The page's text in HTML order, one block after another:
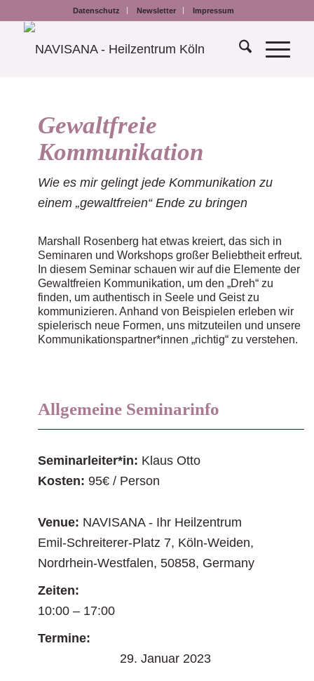
Datenschutz Newsletter Impressum
Gewaltfreie
Kommunikation
Wie es mir gelingt jede Kommunikation zu
einem „gewaltfreien“ Ende zu bringen
Marshall Rosenberg hat etwas kreiert, das sich in
Seminaren und Workshops großer Beliebtheit erfreut.
In diesem Seminar schauen wir auf die Elemente der
Gewaltfreien Kommunikation, um den „Dreh“ zu
finden, um authentisch in Seele und Geist zu
kommunizieren. Anhand von Beispielen erleben wir
spielerisch neue Formen, uns mitzuteilen und unsere
Kommunikationspartner*innen „richtig“ zu verstehen.
Allgemeine Seminarinfo
Seminarleiter*in: Klaus Otto
Kosten: 95€ / Person
Venue: NAVISANA - Ihr Heilzentrum
Emil-Schreiterer-Platz 7, Köln-Weiden,
Nordrhein-Westfalen, 50858, Germany
Zeiten:
10:00 – 17:00
Termine:
29. Januar 2023